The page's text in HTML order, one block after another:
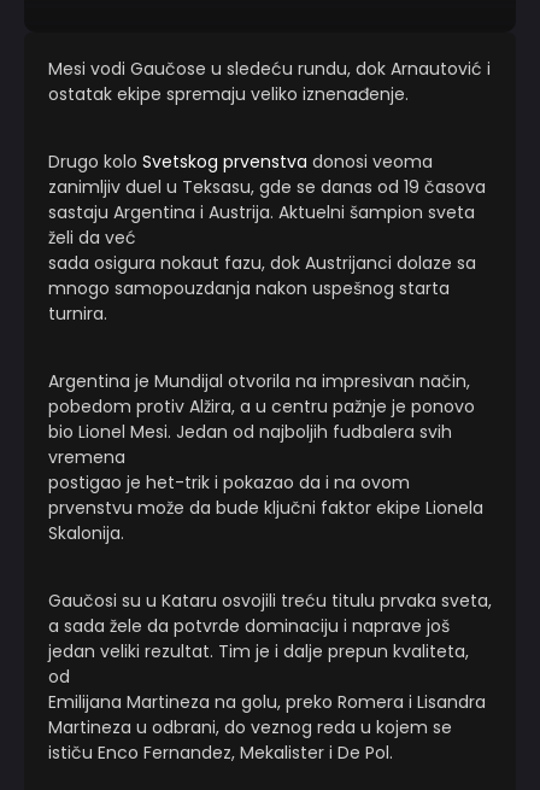
Mesi vodi Gaučose u sledeću rundu, dok Arnautović i
ostatak ekipe spremaju veliko iznenađenje.
Drugo kolo Svetskog prvenstva donosi veoma
zanimljiv duel u Teksasu, gde se danas od 19 časova
sastaju Argentina i Austrija. Aktuelni šampion sveta
želi da već
sada osigura nokaut fazu, dok Austrijanci dolaze sa
mnogo samopouzdanja nakon uspešnog starta
turnira.
Argentina je Mundijal otvorila na impresivan način,
pobedom protiv Alžira, a u centru pažnje je ponovo
bio Lionel Mesi. Jedan od najboljih fudbalera svih
vremena
postigao je het-trik i pokazao da i na ovom
prvenstvu može da bude ključni faktor ekipe Lionela
Skalonija.
Gaučosi su u Kataru osvojili treću titulu prvaka sveta,
a sada žele da potvrde dominaciju i naprave još
jedan veliki rezultat. Tim je i dalje prepun kvaliteta,
od
Emilijana Martineza na golu, preko Romera i Lisandra
Martineza u odbrani, do veznog reda u kojem se
ističu Enco Fernandez, Mekalister i De Pol.